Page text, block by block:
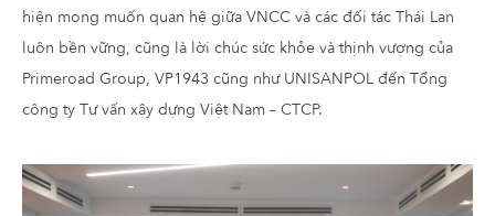
hiện mong muốn quan hệ giữa VNCC và các đối tác Thái Lan
luôn bền vững, cũng là lời chúc sức khỏe và thịnh vượng của
Primeroad Group, VP1943 cũng như UNISANPOL đến Tổng
công ty Tư vấn xây dựng Việt Nam – CTCP.